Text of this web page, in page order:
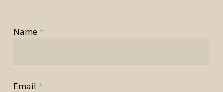
Name *
Email *